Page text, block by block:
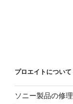
ジ
送
り
プロエイトについて
ソニー製品の修